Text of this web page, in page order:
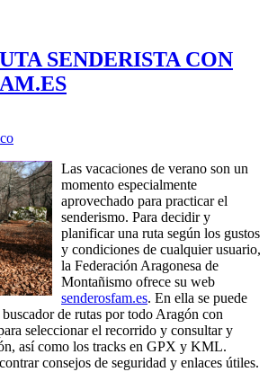
SENDERISTA CON
Las vacaciones de verano son un
momento especialmente
aprovechado para practicar el
senderismo. Para decidir y
planificar una ruta según los gustos
y condiciones de cualquier usuario,
la Federación Aragonesa de
Montañismo ofrece su web
senderosfam.es. En ella se puede
de rutas por todo Aragón con
seleccionar el recorrido y consultar y
así como los tracks en GPX y KML.
consejos de seguridad y enlaces útiles.